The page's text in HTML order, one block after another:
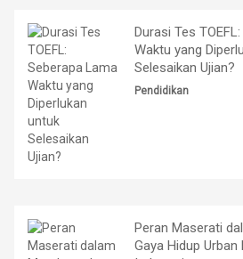
Durasi Tes
Waktu yang
Selesaikan Ujian?
Pendidikan
Peran Maserati
Gaya Hidup Urban